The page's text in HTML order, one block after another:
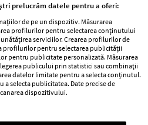
femei
Viva
Avantaje
Retete practice
ONJN nr. 821/25.09.2025.
sunt interzise minorilor.
prelucrăm datele pentru a oferi:
de pe un dispozitiv. Măsurarea
profilurilor pentru selectarea conținutului
serviciilor. Crearea profilurilor de
profilurilor pentru selectarea publicității
pentru publicitate personalizată. Măsurarea
publicului prin statistici sau combinații
datelor limitate pentru a selecta conținutul.
a selecta publicitatea. Date precise de
dispozitivului.